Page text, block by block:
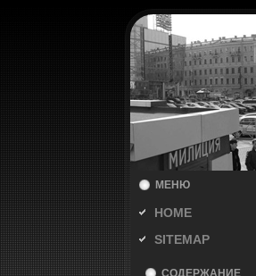
МЕНЮ
HOME
SITEMAP
СОДЕРЖАНИЕ